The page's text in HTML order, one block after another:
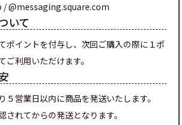
@messaging.square.com
いて
ポイントを付与し、次回ご購入の際に１ポ
ご利用いただけます。
５営業日以内に商品を発送いたします。
されてからの発送となります。